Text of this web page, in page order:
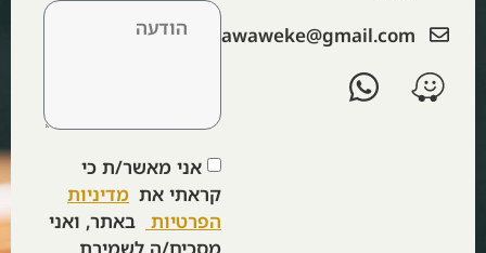
‫lawaweke@gmail.com‬
אני מאשר/ת כי
קראתי את מדיניות
הפרטיות
באתר, ואני
מסכים/ה לשמירת